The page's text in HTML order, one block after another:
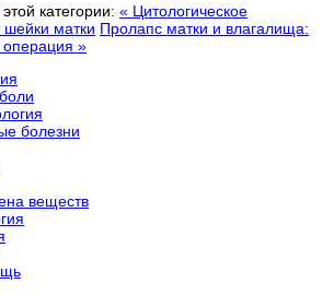
категории: « Цитологическое
шейки матки Пролапс матки и влагалища:
»
болезни
веществ